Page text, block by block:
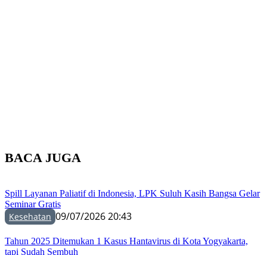
BACA JUGA
Spill Layanan Paliatif di Indonesia, LPK Suluh Kasih Bangsa Gelar
Seminar Gratis
Kesehatan 09/07/2026 20:43
Tahun 2025 Ditemukan 1 Kasus Hantavirus di Kota Yogyakarta,
tapi Sudah Sembuh